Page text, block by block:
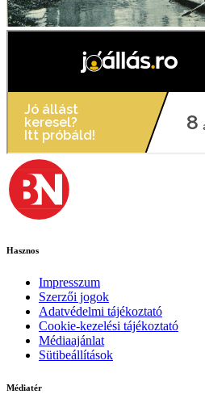
Hasznos
Impresszum
Szerzői jogok
Adatvédelmi tájékoztató
Cookie-kezelési tájékoztató
Médiaajánlat
Sütibeállítások
Médiatér